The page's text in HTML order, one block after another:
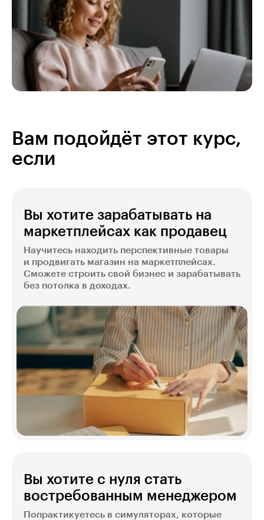
Вам подойдёт этот курс,
если
Вы хотите зарабатывать на
маркетплейсах как продавец
Научитесь находить перспективные товары
и продвигать магазин на маркетплейсах.
Сможете строить свой бизнес и зарабатывать
без потолка в доходах.
Вы хотите с нуля стать
востребованным менеджером
Попрактикуетесь в симуляторах, которые